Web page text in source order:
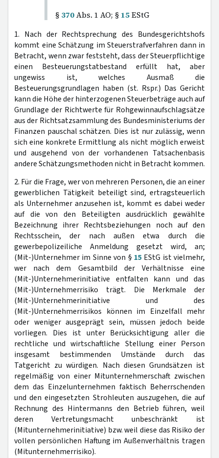
§ 370Abs. 1 AO; § 15EStG
1. Nach der Rechtsprechung des Bundesgerichtshofs
kommt eine Schätzung im Steuerstrafverfahren dann in
Betracht, wenn zwar feststeht, dass der Steuerpflichtige
einen Besteuerungstatbestand erfüllt hat, aber
ungewiss ist, welches Ausmaß die
Besteuerungsgrundlagen haben (st. Rspr.) Das Gericht
kann die Höhe der hinterzogenen Steuerbeträge auch auf
Grundlage der Richtwerte für Rohgewinnaufschlagsätze
aus der Richtsatzsammlung des Bundesministeriums der
Finanzen pauschal schätzen. Dies ist nur zulässig, wenn
sich eine konkrete Ermittlung als nicht möglich erweist
und ausgehend von der vorhandenen Tatsachenbasis
andere Schätzungsmethoden nicht in Betracht kommen.
2. Für die Frage, wer von mehreren Personen, die an einer
gewerblichen Tätigkeit beteiligt sind, ertragsteuerlich
als Unternehmer anzusehen ist, kommt es dabei weder
auf die von den Beteiligten ausdrücklich gewählte
Bezeichnung ihrer Rechtsbeziehungen noch auf den
Rechtsschein, der nach außen etwa durch die
gewerbepolizeiliche Anmeldung gesetzt wird, an;
(Mit-)Unternehmer im Sinne von § 15EStG ist vielmehr,
wer nach dem Gesamtbild der Verhältnisse eine
(Mit-)Unternehmerinitiative entfalten kann und das
(Mit-)Unternehmerrisiko trägt. Die Merkmale der
(Mit-)Unternehmerinitiative und des
(Mit-)Unternehmerrisikos können im Einzelfall mehr
oder weniger ausgeprägt sein, müssen jedoch beide
vorliegen. Dies ist unter Berücksichtigung aller die
rechtliche und wirtschaftliche Stellung einer Person
insgesamt bestimmenden Umstände durch das
Tatgericht zu würdigen. Nach diesen Grundsätzen ist
regelmäßig von einer Mitunternehmerschaft zwischen
dem das Einzelunternehmen faktisch Beherrschenden
und den eingesetzten Strohleuten auszugehen, die auf
Rechnung des Hintermanns den Betrieb führen, weil
deren Vertretungsmacht unbeschränkt ist
(Mitunternehmerinitiative) bzw. weil diese das Risiko der
vollen persönlichen Haftung im Außenverhältnis tragen
(Mitunternehmerrisiko).